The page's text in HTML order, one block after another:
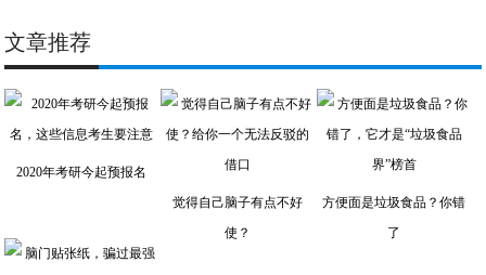
文章推荐
2020年考研今起预报名
觉得自己脑子有点不好
使？
方便面是垃圾食品？你错
了